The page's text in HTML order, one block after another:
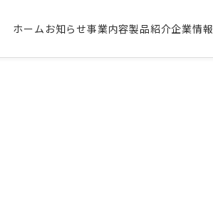
ホーム お知らせ事業内容製品紹介企業情報